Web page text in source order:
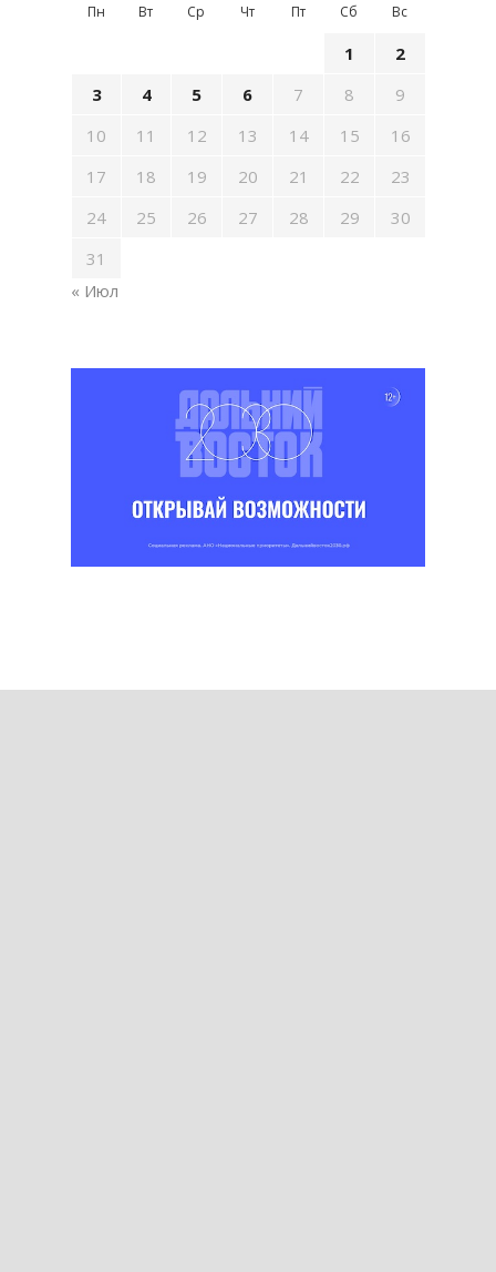
Пн Вт Ср Чт Пт Сб Вс
1
2
3
4 5 6 7 8
9
10
11 12 13 14 15
16
17
18 19 20 21 22
23
24
25 26 27 28 29
30
31
« Июл